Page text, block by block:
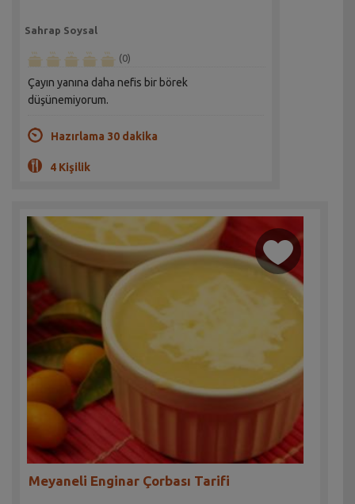
Sahrap Soysal
(0)
Çayın yanına daha nefis bir börek
düşünemiyorum.
Hazırlama 30 dakika
4 Kişilik
Meyaneli Enginar Çorbası Tarifi